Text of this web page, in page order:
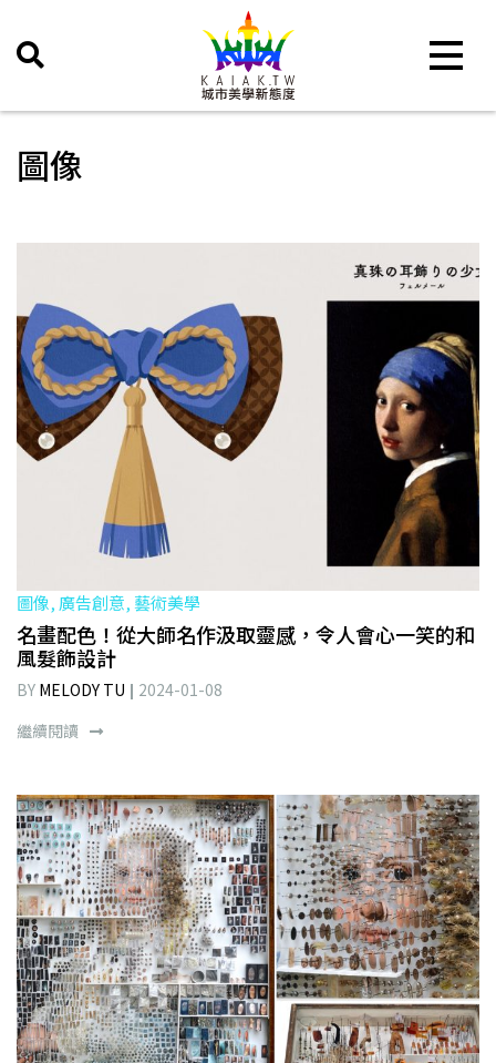
Toggle
圖像
圖像, 廣告創意, 藝術美學
名畫配色！從大師名作汲取靈感，令人會心一笑的和
風髮飾設計
BY MELODY TU
2024-01-08
繼續閱讀